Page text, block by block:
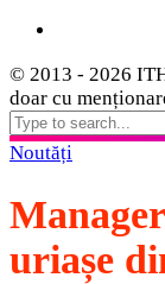
© 2013 - 2026
doar cu
Noutăți
uriașe